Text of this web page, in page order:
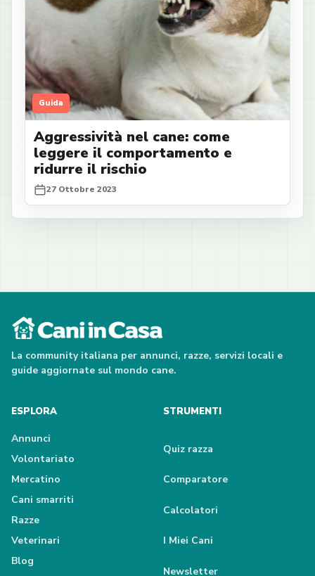
Guida
Aggressività nel cane: come
leggere il comportamento e
ridurre il rischio
27 Ottobre 2023
La community italiana per annunci, razze, servizi locali e
guide aggiornate sul mondo cane.
ESPLORA
Annunci
Volontariato
Mercatino
Cani smarriti
Razze
Veterinari
Blog
STRUMENTI
Quiz razza
Comparatore
Calcolatori
I Miei Cani
Newsletter